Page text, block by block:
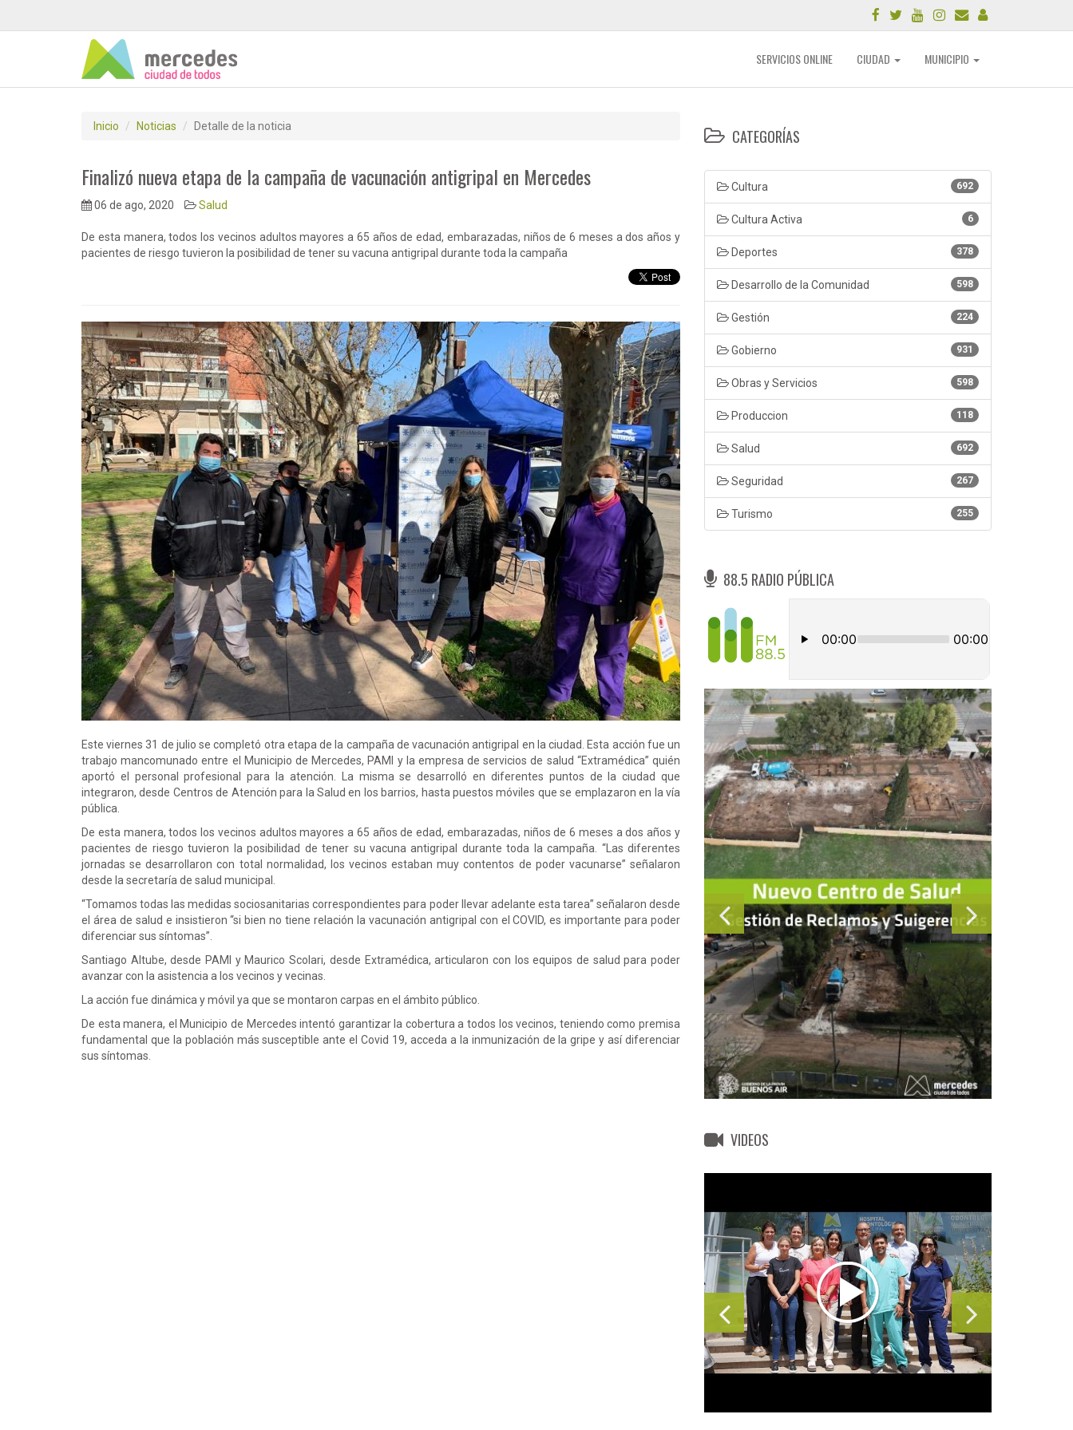
SERVICIOS ONLINE CIUDAD MUNICIPIO
Inicio Noticias Detalle de la noticia
Finalizó nueva etapa de la campaña de vacunación antigripal en Mercedes
06 de ago, 2020 Salud
De esta manera, todos los vecinos adultos mayores a 65 años de edad, embarazadas, niños de 6 meses a dos años y
pacientes de riesgo tuvieron la posibilidad de tener su vacuna antigripal durante toda la campaña
Este viernes 31 de julio se completó otra etapa de la campaña de vacunación antigripal en la ciudad. Esta acción fue un
trabajo mancomunado entre el Municipio de Mercedes, PAMI y la empresa de servicios de salud “Extramédica” quién
aportó el personal profesional para la atención. La misma se desarrolló en diferentes puntos de la ciudad que
integraron, desde Centros de Atención para la Salud en los barrios, hasta puestos móviles que se emplazaron en la vía
pública.
De esta manera, todos los vecinos adultos mayores a 65 años de edad, embarazadas, niños de 6 meses a dos años y
pacientes de riesgo tuvieron la posibilidad de tener su vacuna antigripal durante toda la campaña. “Las diferentes
jornadas se desarrollaron con total normalidad, los vecinos estaban muy contentos de poder vacunarse” señalaron
desde la secretaría de salud municipal.
“Tomamos todas las medidas sociosanitarias correspondientes para poder llevar adelante esta tarea” señalaron desde
el área de salud e insistieron “si bien no tiene relación la vacunación antigripal con el COVID, es importante para poder
diferenciar sus síntomas”.
Santiago Altube, desde PAMI y Maurico Scolari, desde Extramédica, articularon con los equipos de salud para poder
avanzar con la asistencia a los vecinos y vecinas.
La acción fue dinámica y móvil ya que se montaron carpas en el ámbito público.
De esta manera, el Municipio de Mercedes intentó garantizar la cobertura a todos los vecinos, teniendo como premisa
fundamental que la población más susceptible ante el Covid 19, acceda a la inmunización de la gripe y así diferenciar
sus síntomas.
CATEGORÍAS
692
Cultura
6
Cultura Activa
378
Deportes
598
Desarrollo de la Comunidad
224
Gestión
931
Gobierno
598
Obras y Servicios
118
Produccion
692
Salud
267
Seguridad
255
Turismo
88.5 RADIO PÚBLICA
VIDEOS